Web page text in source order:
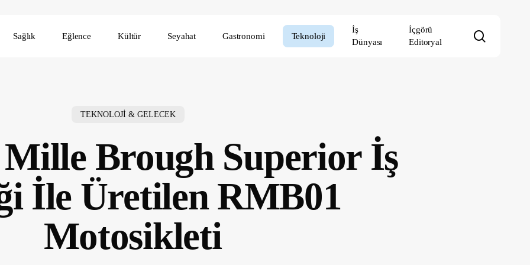
Sağlık Eğlence Kültür Seyahat Gastronomi Teknoloji
İş
Dünyası
İçgörü
Editoryal
TEKNOLOJİ & GELECEK
Brough Superior İş
İle Üretilen RMB01
Motosikleti